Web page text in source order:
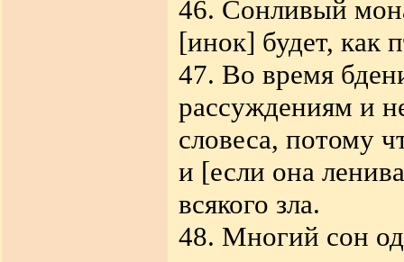
46. Сонливый
[инок] будет, как
47. Во время
рассуждениям и
словеса, потому
и [если она
всякого зла.
48. Многий сон